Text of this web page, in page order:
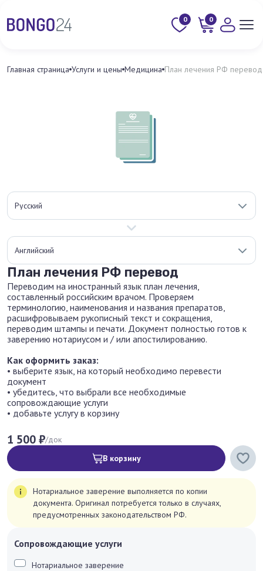
0 0
Главная страница Услуги и цены Медицина План лечения РФ перевод
Русский
Английский
Сопровождающие услуги
Нотариальное заверение
План лечения РФ перевод
Переводим на иностранный язык план лечения,
составленный российским врачом. Проверяем
терминологию, наименования и названия препаратов,
расшифровываем рукописный текст и сокращения,
переводим штампы и печати. Документ полностью готов к
заверению нотариусом и / или апостилированию.
Как оформить заказ:
• выберите язык, на который необходимо перевести
документ
• убедитесь, что выбрали все необходимые
сопровождающие услуги
• добавьте услугу в корзину
1 500 ₽/док
В корзину
Нотариальное заверение выполняется по копии
документа. Оригинал потребуется только в случаях,
предусмотренных законодательством РФ.